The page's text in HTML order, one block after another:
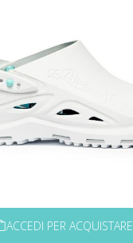
ACCEDI PER ACQUISTARE